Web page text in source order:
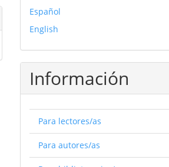
Español
English
Información
Para lectores/as
Para autores/as